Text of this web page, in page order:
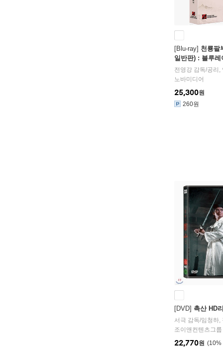
[Blu-ray] 천룡팔
일반판) : 블루레
전영강 감독/공리 ,
노바미디어
25,300원
260원
[DVD] 촉산 HD
서극 감독/임청하,
조이앤컨텐츠그룹
10%
22,770원